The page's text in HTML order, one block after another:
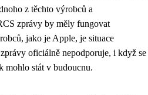
z těchto výrobců a
zprávy by měly fungovat
jako je Apple, je situace
oficiálně nepodporuje, i když se
mohlo stát v budoucnu.